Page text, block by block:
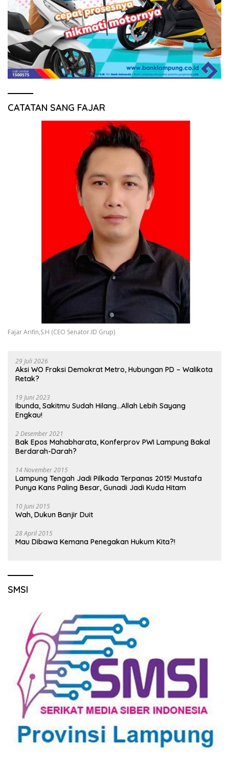
CATATAN SANG FAJAR
Fajar Arifin,S.H (CEO Senator.ID Grup)
29 Juli 2026
Aksi WO Fraksi Demokrat Metro, Hubungan PD – Walikota
Retak?
19 Juni 2023
Ibunda, Sakitmu Sudah Hilang…Allah Lebih Sayang
Engkau!
2 Desember 2021
Bak Epos Mahabharata, Konferprov PWI Lampung Bakal
Berdarah-Darah?
14 November 2015
Lampung Tengah Jadi Pilkada Terpanas 2015! Mustafa
Punya Kans Paling Besar, Gunadi Jadi Kuda Hitam
10 Juni 2015
Wah, Dukun Banjir Duit
28 April 2015
Mau Dibawa Kemana Penegakan Hukum Kita?!
SMSI